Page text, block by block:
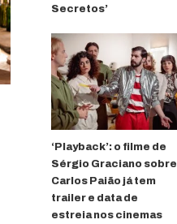
Secretos’
‘Playback’: o filme de
Sérgio Graciano sobre
Carlos Paião já tem
trailer e data de
estreia nos cinemas